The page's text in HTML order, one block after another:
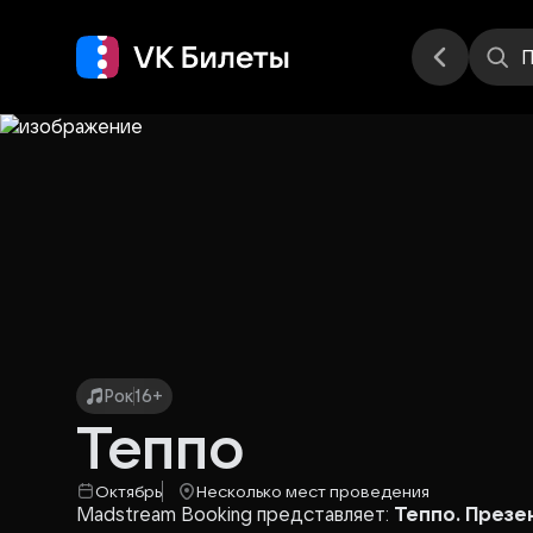
Рок16+
Теппо
Октябрь Несколько мест проведения
Madstream Booking представляет: Теппо.